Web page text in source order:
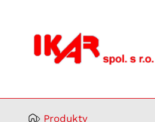
Prodej
akumulátorů
Produkty